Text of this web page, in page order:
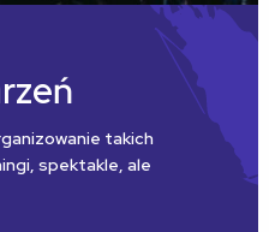
takich
spektakle, ale